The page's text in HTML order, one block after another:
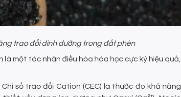
trao đổi dinh dưỡng trong đất phèn
một tác nhân điều hòa hóa học cực kỳ hiệu quả,
số trao đổi Cation (CEC) là thước đo khả năng